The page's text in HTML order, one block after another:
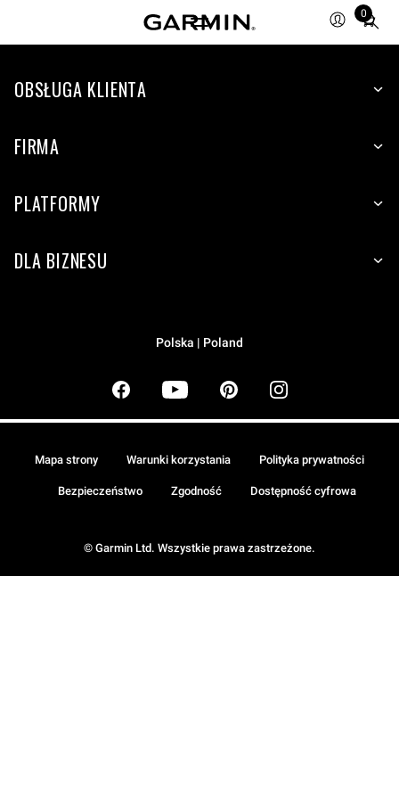
0
Total
items
cart:
OBSŁUGA KLIENTA
FIRMA
PLATFORMY
DLA BIZNESU
Polska | Poland
© Garmin Ltd. Wszystkie prawa zastrzeżone.
Mapa strony Warunki korzystania Polityka prywatności
Bezpieczeństwo Zgodność Dostępność cyfrowa